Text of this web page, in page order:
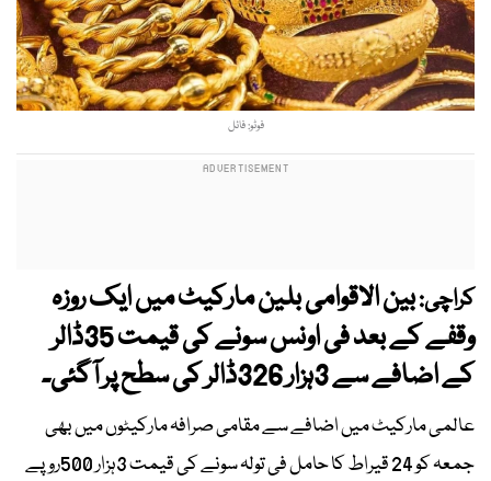
فوٹو: فائل
کراچی:بین الاقوامی بلین مارکیٹ میں ایک روزہ
وقفے کے بعد فی اونس سونے کی قیمت 35ڈالر
کے اضافے سے 3ہزار 326ڈالر کی سطح پر آگئی۔
عالمی مارکیٹ میں اضافے سے مقامی صرافہ مارکیٹوں میں بھی
جمعہ کو 24 قیراط کا حامل فی تولہ سونے کی قیمت 3ہزار 500روپے